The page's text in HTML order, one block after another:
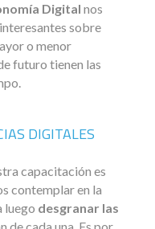
Digital nos
sobre
o menor
futuro tienen las
DIGITALES
capacitación es
contemplar en la
luego desgranar las